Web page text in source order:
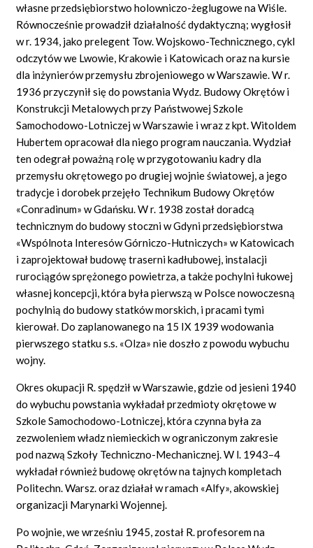
własne przedsiębiorstwo holowniczo-żeglugowe na Wiśle.
Równocześnie prowadził działalność dydaktyczną; wygłosił
w r. 1934, jako prelegent Tow. Wojskowo-Technicznego, cykl
odczytów we Lwowie, Krakowie i Katowicach oraz na kursie
dla inżynierów przemysłu zbrojeniowego w Warszawie. W r.
1936 przyczynił się do powstania Wydz. Budowy Okrętów i
Konstrukcji Metalowych przy Państwowej Szkole
Samochodowo-Lotniczej w Warszawie i wraz z kpt. Witoldem
Hubertem opracował dla niego program nauczania. Wydział
ten odegrał poważną rolę w przygotowaniu kadry dla
przemysłu okrętowego po drugiej wojnie światowej, a jego
tradycje i dorobek przejęło Technikum Budowy Okrętów
«Conradinum» w Gdańsku. W r. 1938 został doradcą
technicznym do budowy stoczni w Gdyni przedsiębiorstwa
«Wspólnota Interesów Górniczo-Hutniczych» w Katowicach
i zaprojektował budowę traserni kadłubowej, instalacji
rurociągów sprężonego powietrza, a także pochylni łukowej
własnej koncepcji, która była pierwszą w Polsce nowoczesną
pochylnią do budowy statków morskich, i pracami tymi
kierował. Do zaplanowanego na 15 IX 1939 wodowania
pierwszego statku s.s. «Olza» nie doszło z powodu wybuchu
wojny.
Okres okupacji R. spędził w Warszawie, gdzie od jesieni 1940
do wybuchu powstania wykładał przedmioty okrętowe w
Szkole Samochodowo-Lotniczej, która czynna była za
zezwoleniem władz niemieckich w ograniczonym zakresie
pod nazwą Szkoły Techniczno-Mechanicznej. W l. 1943–4
wykładał również budowę okrętów na tajnych kompletach
Politechn. Warsz. oraz działał w ramach «Alfy», akowskiej
organizacji Marynarki Wojennej.
Po wojnie, we wrześniu 1945, został R. profesorem na